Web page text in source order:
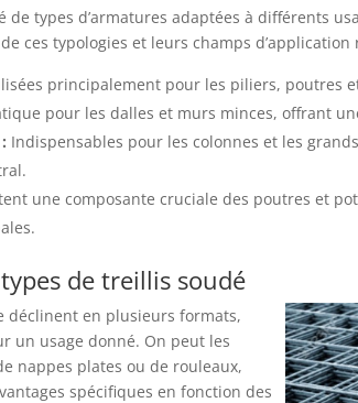
de types d’armatures adaptées à différents
ces typologies et leurs champs d’application
principalement pour les piliers, poutres
pour les dalles et murs minces, offrant
Indispensables pour les colonnes et les
une composante cruciale des poutres et
de treillis soudé
déclinent en plusieurs formats,
un usage donné. On peut les
nappes plates ou de rouleaux,
spécifiques en fonction des